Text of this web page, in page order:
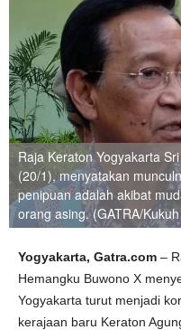
Raja Keraton Yogyakarta
(20/1), menyatakan
penipuan adalah akibat
orang asing. (GATRA/
Yogyakarta, Gatra.com –
Hemangku Buwono X
Yogyakarta turut menjadi
kerajaan baru Keraton